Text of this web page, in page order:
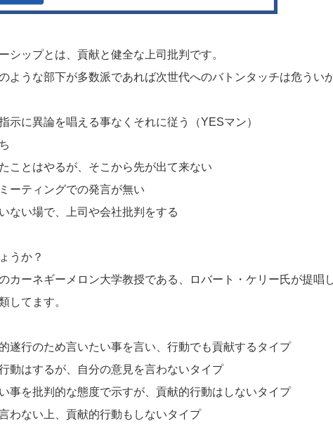
シップとは、貢献と健全な上司批判です。
ような部下が多数派であれば次世代へのバトンタッチは危うい
示に異論を唱える事なくそれに従う（YESマン）
ことはやるが、そこから先が出て来ない
ーティングでの発言が無い
ない場で、上司や会社批判をする
うか？
カーネギーメロン大学教授である、ロバート・ケリー氏が提
してます。
的遂行のため言いたい事を言い、行動でも貢献するタイプ
動はするが、自分の意見を言わないタイプ
い事を批判的な態度で示すが、貢献的行動はしないタイプ
わない上、貢献的行動もしないタイプ